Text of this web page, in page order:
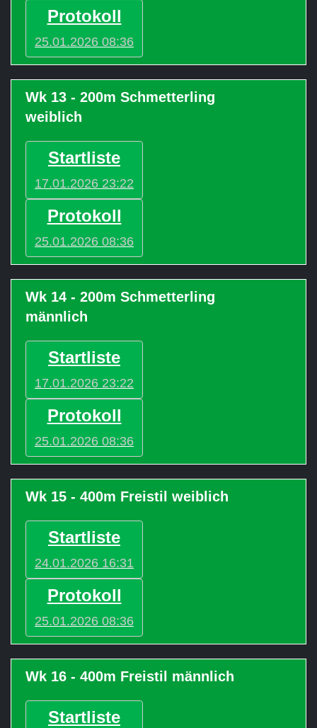
Protokoll
25.01.2026 08:36
Wk 13 - 200m Schmetterling
weiblich
Startliste
17.01.2026 23:22
Protokoll
25.01.2026 08:36
Wk 14 - 200m Schmetterling
männlich
Startliste
17.01.2026 23:22
Protokoll
25.01.2026 08:36
Wk 15 - 400m Freistil weiblich
Startliste
24.01.2026 16:31
Protokoll
25.01.2026 08:36
Wk 16 - 400m Freistil männlich
Startliste